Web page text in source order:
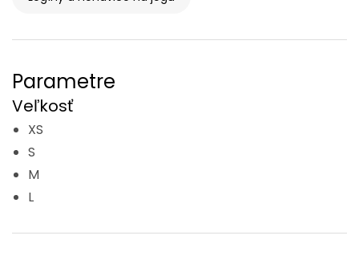
Parametre
Veľkosť
XS
S
M
L